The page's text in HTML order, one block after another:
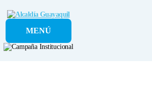
Alcaldía
GuayaquilMENÚ